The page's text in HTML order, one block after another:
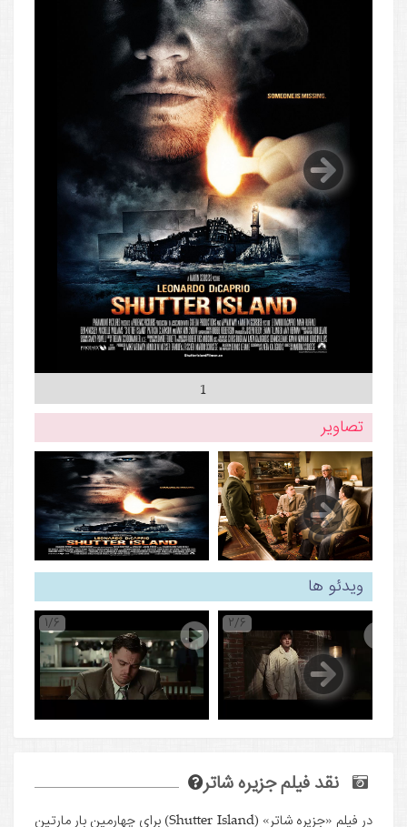
1
تصاویر
ویدئو ها
1/6 2/6
نقد فیلم جزیره شاتر
در فیلم «جزیره شاتر» (Shutter Island) برای چهارمین بار مارتین